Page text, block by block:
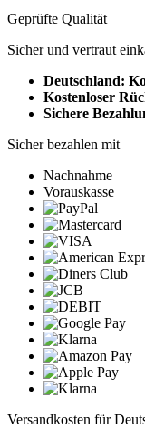
Geprüfte Qualität
Sicher und vertraut
Deutschland:
Kostenloser
Sichere
Sicher bezahlen mit
Nachnahme
Vorauskasse
Versandkosten für